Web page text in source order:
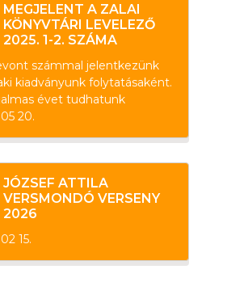
MEGJELENT A ZALAI
KÖNYVTÁRI LEVELEZŐ
2025. 1-2. SZÁMA
számmal jelentkezünk
kiadványunk folytatásaként.
évet tudhatunk
20.
JÓZSEF ATTILA
VERSMONDÓ VERSENY
2026
15.